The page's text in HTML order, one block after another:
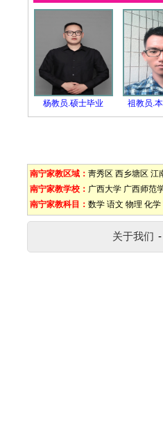
杨教员.硕士毕业 祖教员.
南宁家教区域： 靑秀区 西乡塘区 江
南宁家教学校： 广西大学 广西师范
南宁家教科目： 数学 语文 物理 化学
关于我们 -